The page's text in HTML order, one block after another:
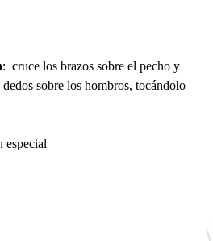
: cruce los brazos sobre el pecho y
sobre los hombros, tocándolo
especial